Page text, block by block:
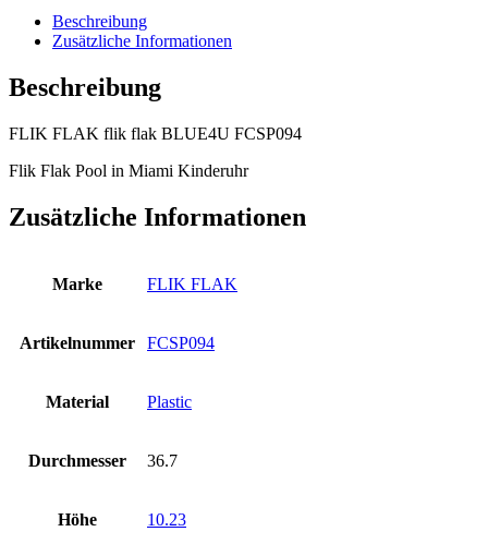
Beschreibung
Zusätzliche Informationen
Beschreibung
FLIK FLAK flik flak BLUE4U FCSP094
Flik Flak Pool in Miami Kinderuhr
Zusätzliche Informationen
Marke FLIK FLAK
Artikelnummer FCSP094
Material Plastic
Durchmesser 36.7
Höhe 10.23